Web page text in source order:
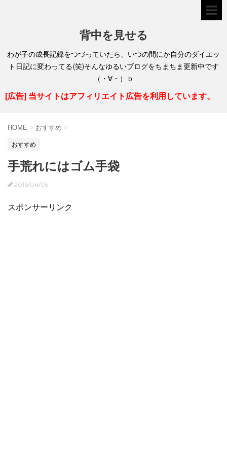
背中を見せる
わが子の成長記録をつづっていたら、いつの間にか自分のダイエッ
ト日記に変わってる(笑)そんなゆるいブログをちまちま更新中です
（・∀・）ｂ
[広告] 当サイトはアフィリエイト広告を利用しています。
HOME > おすすめ >
おすすめ
手荒れにはゴム手袋
2016/04/05
スポンサーリンク